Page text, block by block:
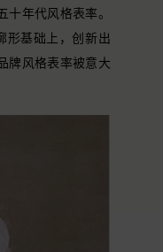
十年代风格表率。
形基础上，创新出
牌风格表率被意大